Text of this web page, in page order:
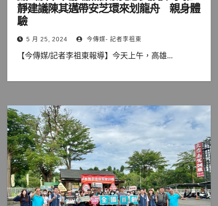
靜建議陳其邁帶安芝環來划龍舟 親身體
驗
5 月 25, 2024 今傳媒- 記者李祖東
【今傳媒/記者李祖東報導】今天上午，高雄...